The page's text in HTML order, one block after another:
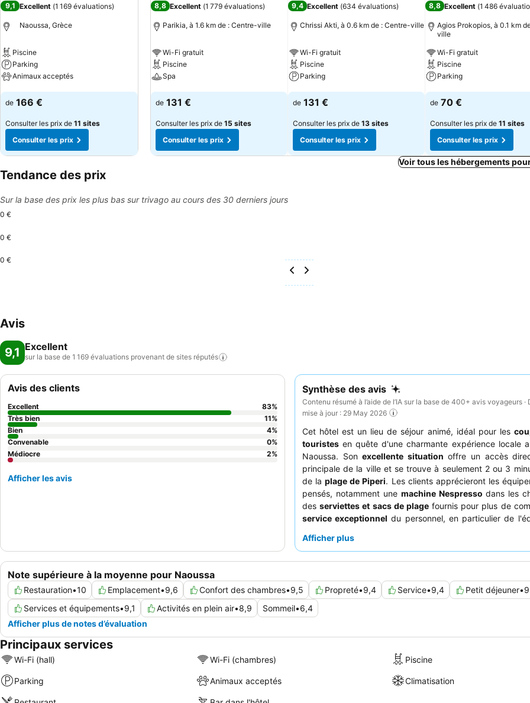
9,1 Excellent (1 169 évaluations)
Naoussa, Grèce
Piscine
Parking
Animaux acceptés
Consulter les prix
de 166 €
Consulter les prix de 11 sites
Consulter les prix
8,8 Excellent (1 779 évaluations)
Parikia, à 1.6 km de : Centre-ville
Wi-Fi gratuit
Piscine
Spa
Consulter les prix
de 131 €
Consulter les prix de 15 sites
Consulter les prix
9,4 Excellent (634 évaluations)
Chrissi Akti, à 0.6 km de : Centre-ville
Wi-Fi gratuit
Piscine
Parking
Consulter les prix
de 131 €
Consulter les prix de 13 sites
Consulter les prix
8,8 Excellent (1 486
Agios Prokopios, à 0.1 km
ville
Wi-Fi gratuit
Piscine
Parking
Consulter les prix
de 70 €
Consulter les prix de 11 sites
Consulter les prix
Voir tous les hébergements
Tendance des prix
Sur la base des prix les plus bas sur trivago au cours des 30 derniers jours
0 €
0 €
0 €
Avis
9,1 Excellent
sur la base de 1 169 évaluations provenant de sites réputés
Synthèse des avis
Contenu résumé à l’aide de l’IA sur la base de 400+ avis voyageurs ·
mise à jour : 29 May 2026
Cet hôtel est un lieu de séjour animé, idéal pour les
touristes en quête d'une charmante expérience locale
Naoussa. Sonexcellente situation offre un accès
principale de la ville et se trouve à seulement 2 ou 3
de laplage de Piperi. Les clients apprécieront les
pensés, notamment une machine Nespresso dans les
desserviettes et sacs de plagefournis pour plus de
service exceptionnel du personnel, en particulier de
son vaste choix, améliorent chaque séjour. Pour une
Afficher plus
Note supérieure à la moyenne pour Naoussa
Restauration•10 Emplacement•9,6 Confort des chambres•9,5 Propreté•9,4 Service•9,4 Petit déjeuner•
Services et équipements•9,1 Activités en plein air•8,9 Sommeil•6,4
Afficher plus de notes d’évaluation
Avis des clients
Excellent 83%
Très bien
11%
Bien
4%
Convenable
0%
Médiocre
2%
Afficher les avis
Principaux services
Wi-Fi (hall) Wi-Fi (chambres) Piscine
Parking Animaux acceptés Climatisation